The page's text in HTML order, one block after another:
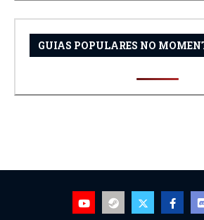
GUIAS POPULARES NO